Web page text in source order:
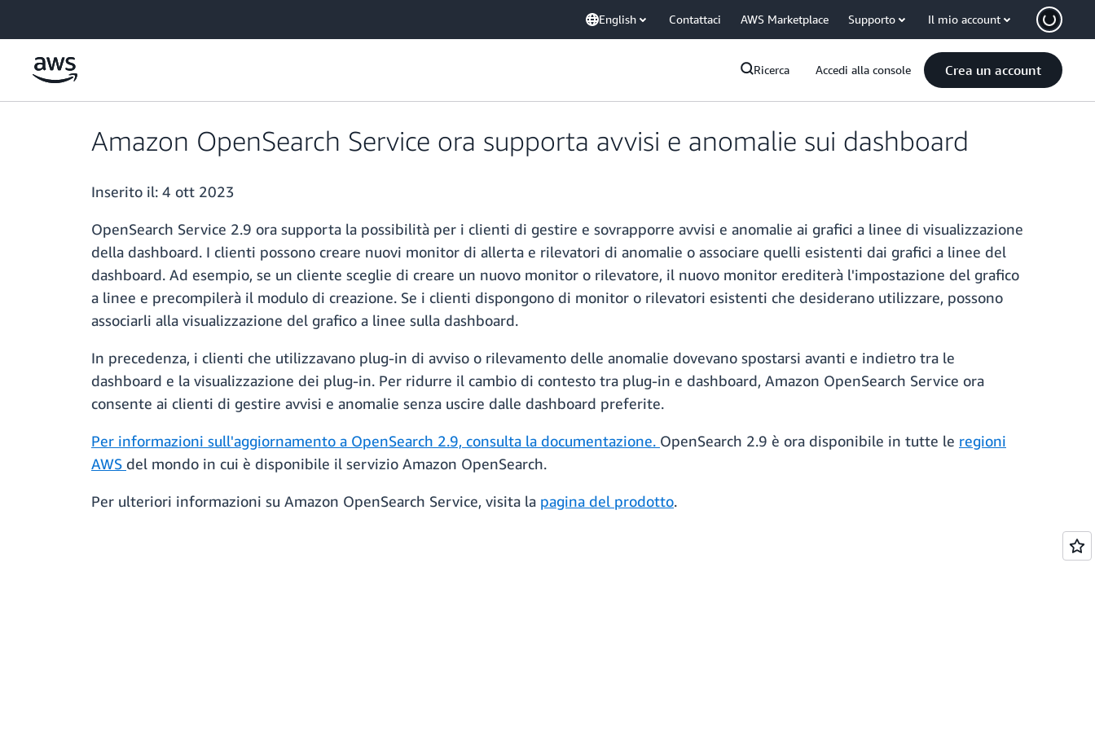
English Contattaci AWS Marketplace Supporto Il mio account
Ricerca Accedi alla console Crea un account
Amazon OpenSearch Service ora supporta avvisi e anomalie sui dashboard
Inserito il: 4 ott 2023
OpenSearch Service 2.9 ora supporta la possibilità per i clienti di gestire e sovrapporre avvisi e anomalie ai grafici a linee di visualizzazione
della dashboard. I clienti possono creare nuovi monitor di allerta e rilevatori di anomalie o associare quelli esistenti dai grafici a linee del
dashboard. Ad esempio, se un cliente sceglie di creare un nuovo monitor o rilevatore, il nuovo monitor erediterà l'impostazione del grafico
a linee e precompilerà il modulo di creazione. Se i clienti dispongono di monitor o rilevatori esistenti che desiderano utilizzare, possono
associarli alla visualizzazione del grafico a linee sulla dashboard.
In precedenza, i clienti che utilizzavano plug-in di avviso o rilevamento delle anomalie dovevano spostarsi avanti e indietro tra le
dashboard e la visualizzazione dei plug-in. Per ridurre il cambio di contesto tra plug-in e dashboard, Amazon OpenSearch Service ora
consente ai clienti di gestire avvisi e anomalie senza uscire dalle dashboard preferite.
Per informazioni sull'aggiornamento a OpenSearch 2.9, consulta la documentazione. OpenSearch 2.9 è ora disponibile in tutte le regioni
AWS del mondo in cui è disponibile il servizio Amazon OpenSearch.
Per ulteriori informazioni su Amazon OpenSearch Service, visita la pagina del prodotto.